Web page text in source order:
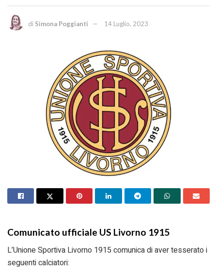
di Simona Poggianti 14 Luglio, 2023
Comunicato ufficiale US Livorno 1915
L’Unione Sportiva Livorno 1915 comunica di aver tesserato i
seguenti calciatori: